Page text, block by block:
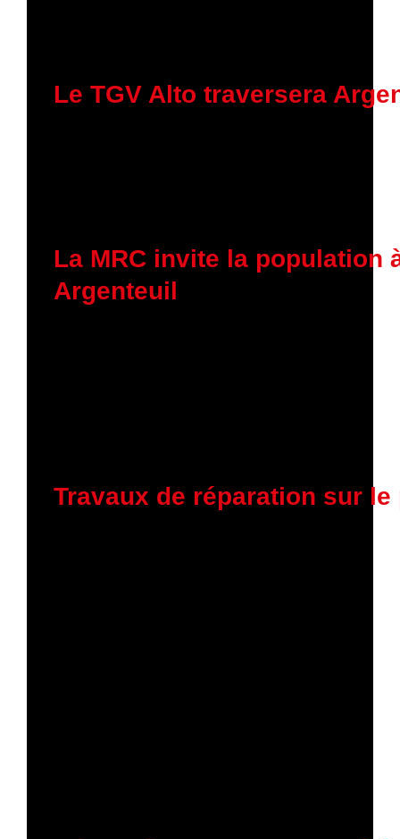
Le TGV Alto traversera
La MRC invite la population
Argenteuil
Travaux de réparation sur